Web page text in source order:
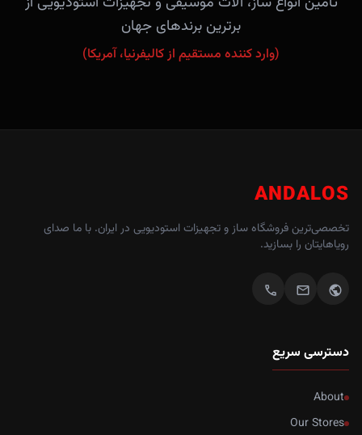
برترین برندهای جهان
(وارد کننده مستقیم از کالیفرنیا، آمریکا)
ANDALOS
تخصصی‌ترین فروشگاه ساز و تجهیزات استودیویی در ایران. با ما صدای
رویاهایتان را بسازید.
public
mail
call
دسترسی سریع
About
Our Stores